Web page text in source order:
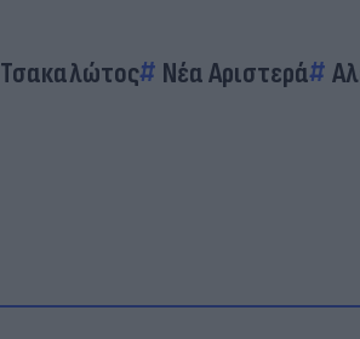
Νέα Αριστερά